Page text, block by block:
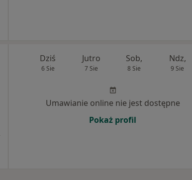
Dziś
6 Sie
Jutro
7 Sie
Sob,
8 Sie
Ndz,
9 Sie
Umawianie online nie jest dostępne
Pokaż profil